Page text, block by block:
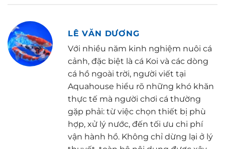
LÊ VĂN DƯƠNG
Với nhiều năm kinh nghiệm nuôi cá
cảnh, đặc biệt là cá Koi và các dòng
cá hồ ngoài trời, người viết tại
Aquahouse hiểu rõ những khó khăn
thực tế mà người chơi cá thường
gặp phải: từ việc chọn thiết bị phù
hợp, xử lý nước, đến tối ưu chi phí
vận hành hồ. Không chỉ dừng lại ở lý